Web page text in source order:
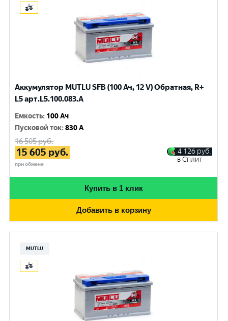
Аккумулятор MUTLU SFB (100 Ач, 12 V) Обратная, R+
L5 арт.L5.100.083.A
Емкость: 100 Ач
Пусковой ток:830 A
16 505руб.
15 605 руб.
при обмене
4 126 руб.
в Сплит
Купить в 1 клик
Добавить в корзину
MUTLU